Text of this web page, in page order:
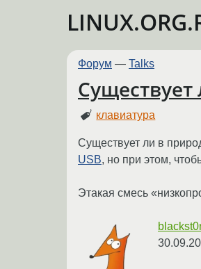
Форум — Talks
Существует
клавиатура
Существует ли в
USB, но при этом,
Этакая смесь